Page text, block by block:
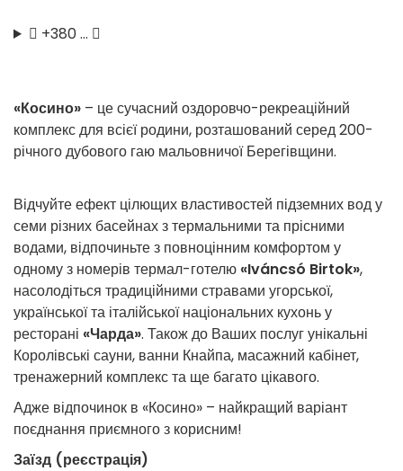
+380 …
«Косино» – це сучасний оздоровчо-рекреаційний
комплекс для всієї родини, розташований серед 200-
річного дубового гаю мальовничої Берегівщини.
Відчуйте ефект цілющих властивостей підземних вод у
семи різних басейнах з термальними та прісними
водами, відпочиньте з повноцінним комфортом у
одному з номерів термал-готелю «Iváncsó Birtok»,
насолодіться традиційними стравами угорської,
української та італійської національних кухонь у
ресторані «Чарда». Також до Ваших послуг унікальні
Королівські сауни, ванни Кнайпа, масажний кабінет,
тренажерний комплекс та ще багато цікавого.
Адже відпочинок в «Косино» – найкращий варіант
поєднання приємного з корисним!
Заїзд (реєстрація)